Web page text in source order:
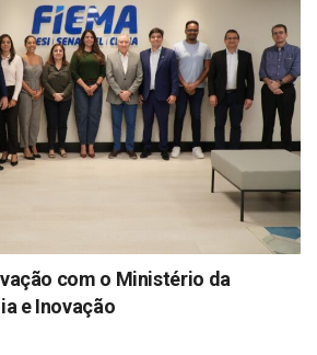
com o Ministério da
e Inovação